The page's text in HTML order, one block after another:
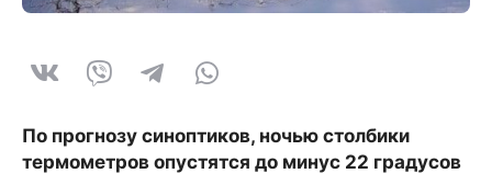
По прогнозу синоптиков, ночью столбики
термометров опустятся до минус 22 градусов